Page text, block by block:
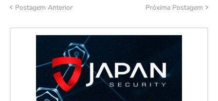
Postagem Anterior Próxima Postagem